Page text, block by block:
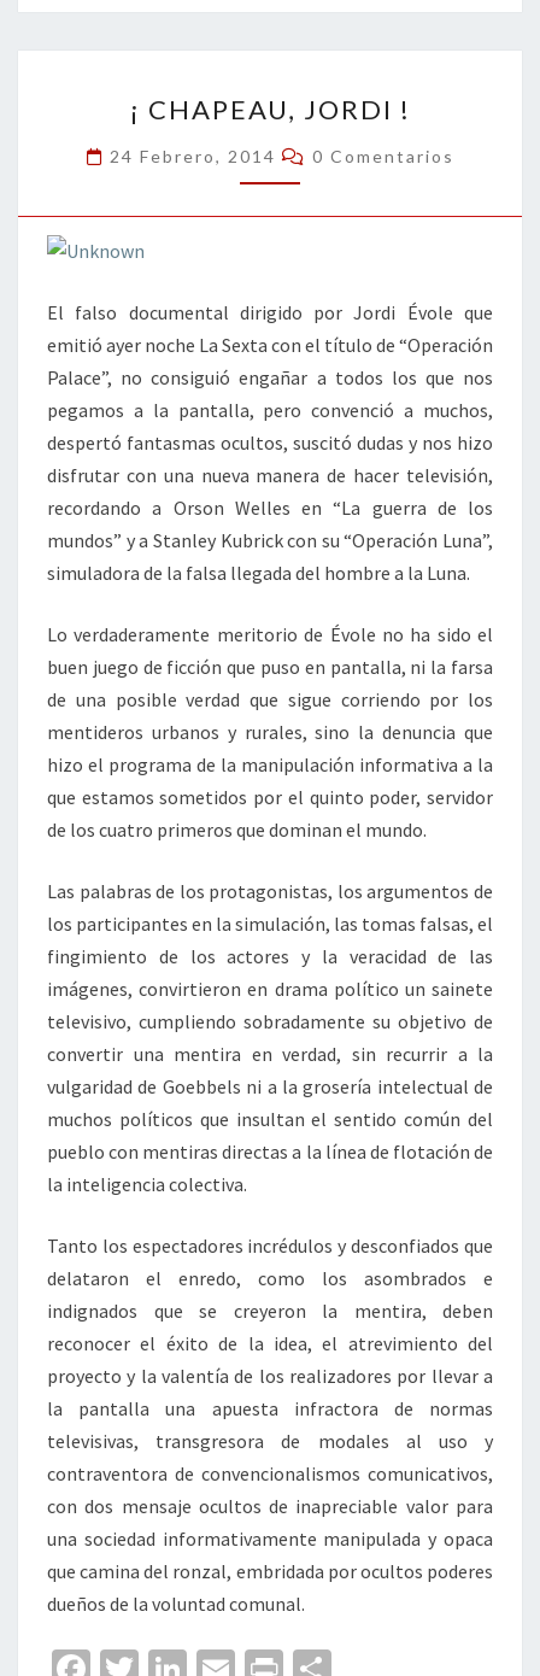
o
o
er dI
n
l
p
ar
tir
CHAPEAU,
JORDI
!
¡ CHAPEAU, JORDI !
24 Febrero, 2014 Comentarios
0 Comentarios
El falso documental dirigido por Jordi Évole que
emitió ayer noche La Sexta con el título de “Operación
Palace”, no consiguió engañar a todos los que nos
pegamos a la pantalla, pero convenció a muchos,
despertó fantasmas ocultos, suscitó dudas y nos hizo
disfrutar con una nueva manera de hacer televisión,
recordando a Orson Welles en “La guerra de los
mundos” y a Stanley Kubrick con su “Operación Luna”,
simuladora de la falsa llegada del hombre a la Luna.
Lo verdaderamente meritorio de Évole no ha sido el
buen juego de ficción que puso en pantalla, ni la farsa
de una posible verdad que sigue corriendo por los
mentideros urbanos y rurales, sino la denuncia que
hizo el programa de la manipulación informativa a la
que estamos sometidos por el quinto poder, servidor
de los cuatro primeros que dominan el mundo.
Las palabras de los protagonistas, los argumentos de
los participantes en la simulación, las tomas falsas, el
fingimiento de los actores y la veracidad de las
imágenes, convirtieron en drama político un sainete
televisivo, cumpliendo sobradamente su objetivo de
convertir una mentira en verdad, sin recurrir a la
vulgaridad de Goebbels ni a la grosería intelectual de
muchos políticos que insultan el sentido común del
pueblo con mentiras directas a la línea de flotación de
la inteligencia colectiva.
Tanto los espectadores incrédulos y desconfiados que
delataron el enredo, como los asombrados e
indignados que se creyeron la mentira, deben
reconocer el éxito de la idea, el atrevimiento del
proyecto y la valentía de los realizadores por llevar a
la pantalla una apuesta infractora de normas
televisivas, transgresora de modales al uso y
contraventora de convencionalismos comunicativos,
con dos mensaje ocultos de inapreciable valor para
una sociedad informativamente manipulada y opaca
que camina del ronzal, embridada por ocultos poderes
dueños de la voluntad comunal.